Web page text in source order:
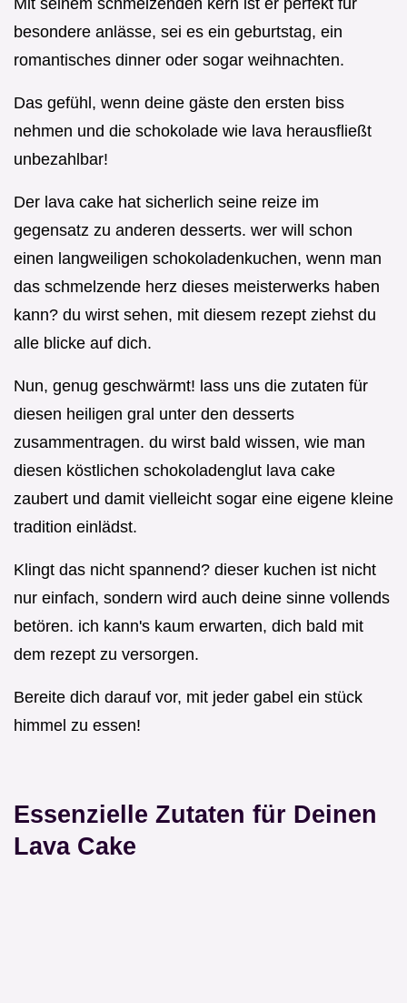
Mit seinem schmelzenden kern ist er perfekt für
besondere anlässe, sei es ein geburtstag, ein
romantisches dinner oder sogar weihnachten.
Das gefühl, wenn deine gäste den ersten biss
nehmen und die schokolade wie lava herausfließt
unbezahlbar!
Der lava cake hat sicherlich seine reize im
gegensatz zu anderen desserts. wer will schon
einen langweiligen schokoladenkuchen, wenn man
das schmelzende herz dieses meisterwerks haben
kann? du wirst sehen, mit diesem rezept ziehst du
alle blicke auf dich.
Nun, genug geschwärmt! lass uns die zutaten für
diesen heiligen gral unter den desserts
zusammentragen. du wirst bald wissen, wie man
diesen köstlichen schokoladenglut lava cake
zaubert und damit vielleicht sogar eine eigene kleine
tradition einlädst.
Klingt das nicht spannend? dieser kuchen ist nicht
nur einfach, sondern wird auch deine sinne vollends
betören. ich kann's kaum erwarten, dich bald mit
dem rezept zu versorgen.
Bereite dich darauf vor, mit jeder gabel ein stück
himmel zu essen!
Essenzielle Zutaten für Deinen
Lava Cake